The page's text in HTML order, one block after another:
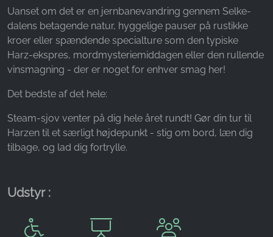
Uanset om det er en jernbanevandring gennem Selke-
dalens betagende natur, hyggelige pauser på rustikke
kroer eller spændende specialture som den typiske
Harz-ekspres, mordmysteriemiddagen eller den rullende
vinsmagning - der er noget for enhver smag her!
Det bedste af det hele:
Steam-sjov venter på dig hele året rundt! Gør din tur til
Harzen til et særligt højdepunkt - stig om bord, læn dig
tilbage, og lad dig fortrylle.
Udstyr :
Statistikcookies indsamler oplysninger anonymt.
Disse oplysninger hjælper os med at forstå,
hvordan vores besøgende bruger vores
hjemmeside.
_ga, _gid, _gac_gb_
Google LLC
Indsamling af statistik om brug af hjemmesiden